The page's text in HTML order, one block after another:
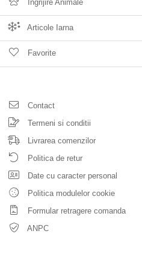
Ingrijire Animale
Articole Iarna
Favorite
Contact
Termeni si conditii
Livrarea comenzilor
Politica de retur
Date cu caracter personal
Politica modulelor cookie
Formular retragere comanda
ANPC